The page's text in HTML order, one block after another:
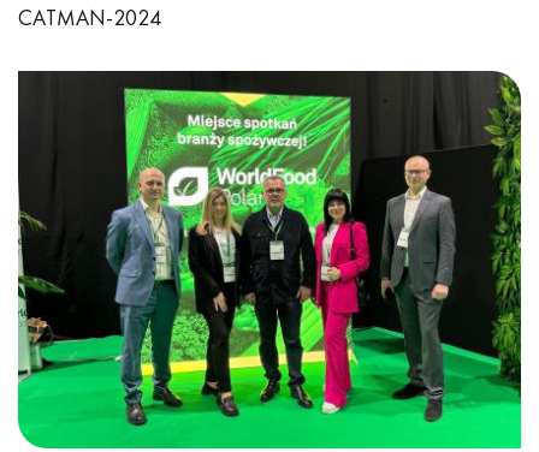
CATMAN-2024